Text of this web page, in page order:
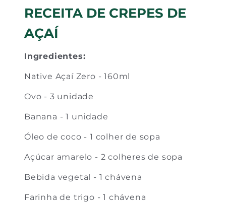
RECEITA DE CREPES DE
AÇAÍ
Ingredientes:
Native Açaí Zero - 160ml
Ovo - 3 unidade
Banana - 1 unidade
Óleo de coco - 1 colher de sopa
Açúcar amarelo - 2 colheres de sopa
Bebida vegetal - 1 chávena
Farinha de trigo - 1 chávena